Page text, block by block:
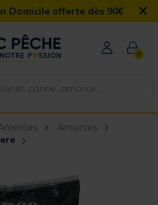
offerte dès 90€ ×
0
Amorces